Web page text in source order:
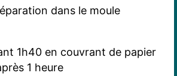
dans le moule
1h40 en couvrant de papier
1 heure